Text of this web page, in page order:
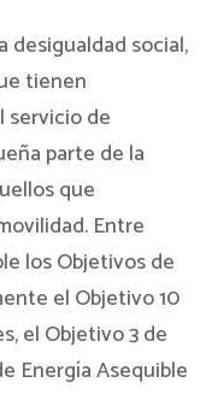
desigualdad social,
tienen
servicio de
parte de la
que
Entre
los Objetivos de
el Objetivo 10
el Objetivo 3 de
Energía Asequible